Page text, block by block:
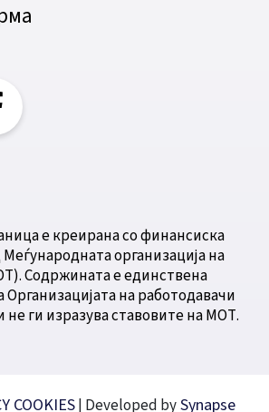
е креирана со финансиска
организација на
Содржината е единствена
Организацијата на работодавачи
не ги изразува ставовите на МОТ.
COOKIES| Developed bySynapse